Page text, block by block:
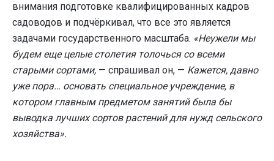
внимания подготовке квалифицированных кадров
садоводов и подчёркивал, что все это является
задачами государственного масштаба. «Неужели мы
будем еще целые столетия толочься со всеми
старыми сортами, — спрашивал он, — Кажется, давно
уже пора… основать специальное учреждение, в
котором главным предметом занятий была бы
выводка лучших сортов растений для нужд сельского
хозяйства».